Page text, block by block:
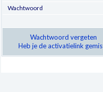
Wachtwoord
Wachtwoord vergeten
Heb je de activatielink